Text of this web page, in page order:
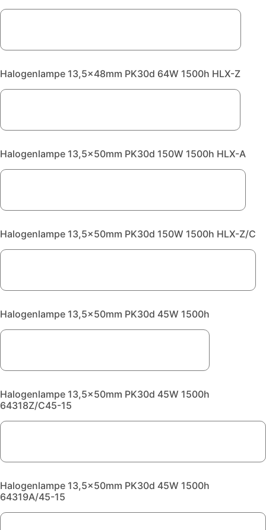
Halogenlampe 13,5x48mm PK30d 64W 1500h HLX-Z
Halogenlampe 13,5x50mm PK30d 150W 1500h HLX-A
Halogenlampe 13,5x50mm PK30d 150W 1500h HLX-Z/C
Halogenlampe 13,5x50mm PK30d 45W 1500h
Halogenlampe 13,5x50mm PK30d 45W 1500h
64318Z/C45-15
Halogenlampe 13,5x50mm PK30d 45W 1500h
64319A/45-15